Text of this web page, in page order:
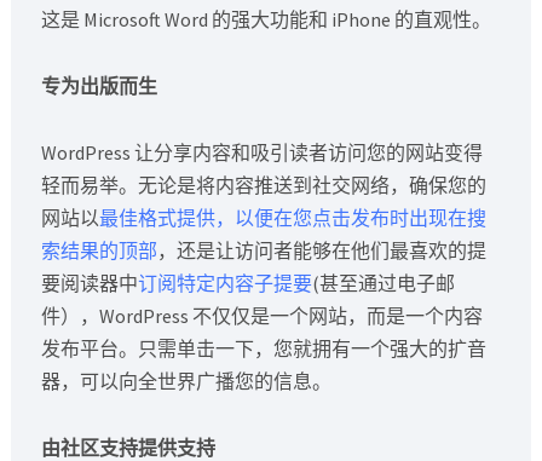
这是 Microsoft Word 的强大功能和 iPhone 的直观性。
专为出版而生
WordPress 让分享内容和吸引读者访问您的网站变得
轻而易举。无论是将内容推送到社交网络，确保您的
网站以最佳格式提供，以便在您点击发布时出现在搜
索结果的顶部，还是让访问者能够在他们最喜欢的提
要阅读器中订阅特定内容子提要(甚至通过电子邮
件），WordPress 不仅仅是一个网站，而是一个内容
发布平台。只需单击一下，您就拥有一个强大的扩音
器，可以向全世界广播您的信息。
由社区支持提供支持